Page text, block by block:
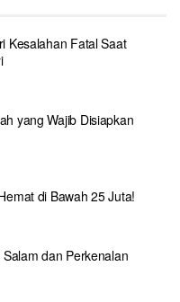
Kesalahan Fatal Saat
yang Wajib Disiapkan
di Bawah 25 Juta!
dan Perkenalan